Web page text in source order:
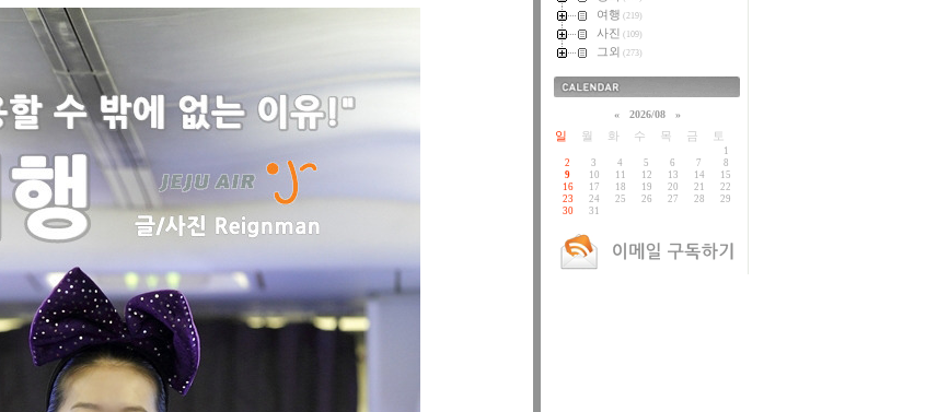
여행 (219)
사진 (109)
그외 (273)
« 2026/08 »
일 월 화 수 목 금 토
1
2
3 4 5 6 7
8
9
10 11 12 13 14
15
16
17 18 19 20 21
22
23
24 25 26 27 28
29
30
31